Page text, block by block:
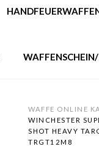
WAFFE ONLINE
WINCHESTER
SHOT HEAVY
TRGT12M8